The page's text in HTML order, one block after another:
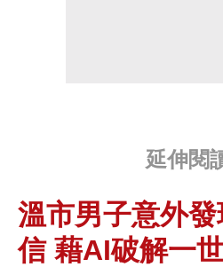
延伸閱
溫市男子意外
信 藉AI破解一